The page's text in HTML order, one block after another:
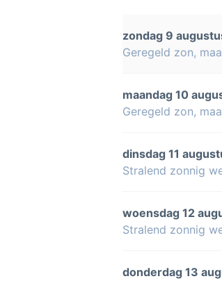
zondag 9
Geregeld zon,
maandag 10
Geregeld zon,
dinsdag 11
Stralend zonnig
woensdag 12
Stralend zonnig
donderdag 13